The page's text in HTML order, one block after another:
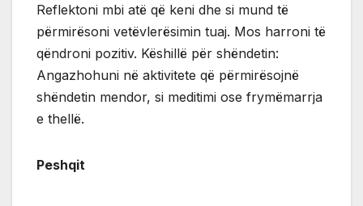
Reflektoni mbi atë që keni dhe si mund të
përmirësoni vetëvlerësimin tuaj. Mos harroni të
qëndroni pozitiv. Këshillë për shëndetin:
Angazhohuni në aktivitete që përmirësojnë
shëndetin mendor, si meditimi ose frymëmarrja
e thellë.
Peshqit